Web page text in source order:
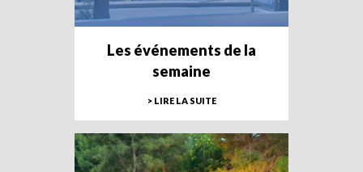
Les événements de la
semaine
> LIRE LA SUITE